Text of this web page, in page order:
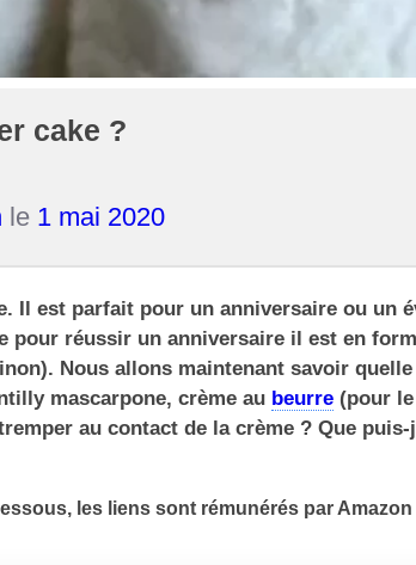
cake ?
le 1 mai 2020
Il est parfait pour un anniversaire ou un
pour réussir un anniversaire il est en
Nous allons maintenant savoir
mascarpone, crème au beurre(pour le
au contact de la crème ? Que
les liens sont rémunérés par Amazon